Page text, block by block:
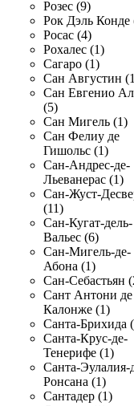
Розес (9)
Рок Дэль Конде
Росас (4)
Рохалес (1)
Сагаро (1)
Сан Августин
Сан Евгенио
(5)
Сан Мигель (1)
Сан Фелиу де
Гишольс (1)
Сан-Андрес-де-
Льеванерас (1)
Сан-Жуст-
(11)
Сан-Кугат-дель-
Вальес (6)
Сан-Мигель-де-
Абона (1)
Сан-Себастьян
Сант Антони де
Калонже (1)
Санта-Брихида
Санта-Крус-де-
Тенерифе (1)
Санта-Эулалия-
Ронсана (1)
Сантадер (1)